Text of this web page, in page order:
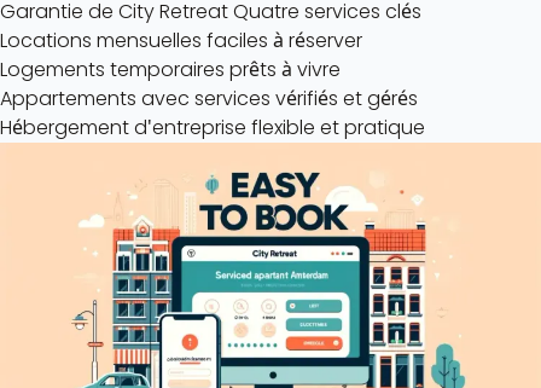
Garantie de City Retreat Quatre services clés
Locations mensuelles faciles à réserver
Logements temporaires prêts à vivre
Appartements avec services vérifiés et gérés
Hébergement d'entreprise flexible et pratique